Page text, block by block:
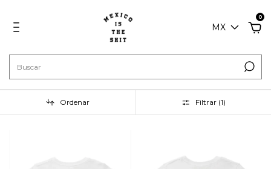
MX
0
Ordenar Filtrar (1)